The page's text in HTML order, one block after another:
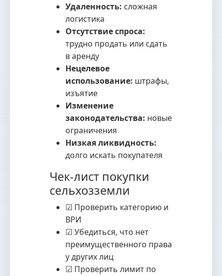
Удаленность: сложная
логистика
Отсутствие спроса:
трудно продать или сдать
в аренду
Нецелевое
использование: штрафы,
изъятие
Изменение
законодательства: новые
ограничения
Низкая ликвидность:
долго искать покупателя
Чек-лист покупки
сельхозземли
☑ Проверить категорию и
ВРИ
☑ Убедиться, что нет
преимущественного права
у других лиц
☑ Проверить лимит по